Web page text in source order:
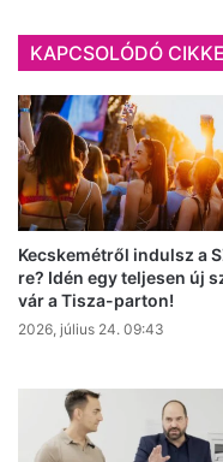
KAPCSOLÓDÓ
Kecskemétről indulsz a
re? Idén egy teljesen új
vár a Tisza-parton!
2026, július 24. 09:43